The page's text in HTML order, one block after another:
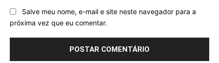
Salve meu nome, e-mail e site neste navegador para a
próxima vez que eu comentar.